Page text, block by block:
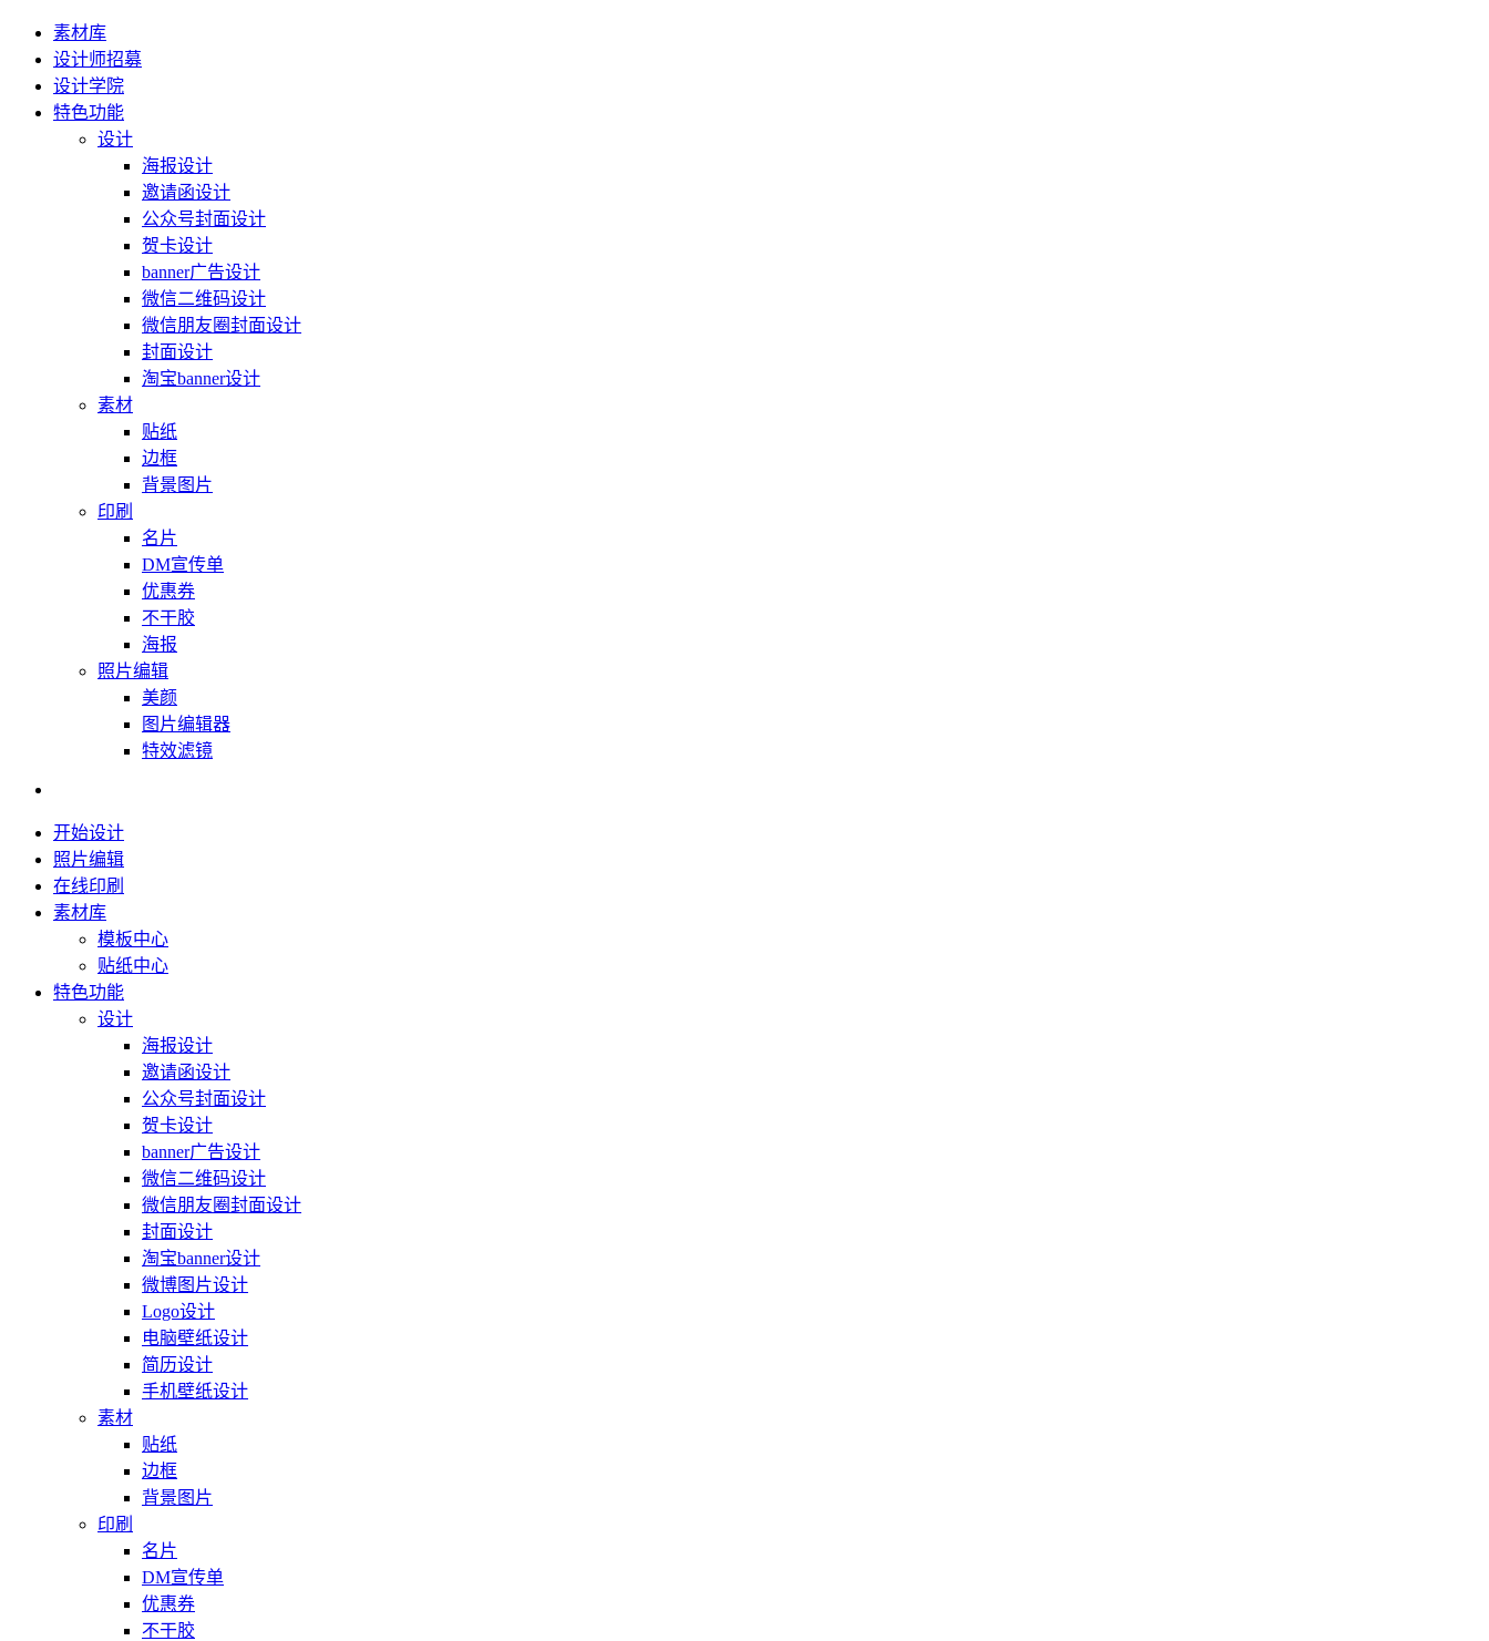
素材库
设计师招募
设计学院
特色功能
设计
海报设计
邀请函设计
公众号封面设计
贺卡设计
banner广告设计
微信二维码设计
微信朋友圈封面设计
封面设计
淘宝banner设计
素材
贴纸
边框
背景图片
印刷
名片
DM宣传单
优惠券
不干胶
海报
照片编辑
美颜
图片编辑器
特效滤镜
开始设计
照片编辑
在线印刷
素材库
模板中心
贴纸中心
特色功能
设计
海报设计
邀请函设计
公众号封面设计
贺卡设计
banner广告设计
微信二维码设计
微信朋友圈封面设计
封面设计
淘宝banner设计
微博图片设计
Logo设计
电脑壁纸设计
简历设计
手机壁纸设计
素材
贴纸
边框
背景图片
印刷
名片
DM宣传单
优惠券
不干胶